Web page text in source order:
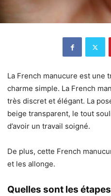
La French manucure est une
charme simple. La French
très discret et élégant. La
beige transparent, le tout
d’avoir un travail soigné.
De plus, cette French
et les allonge.
Quelles sont les